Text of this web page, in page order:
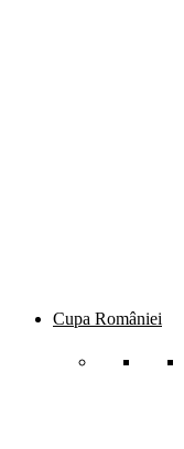
Cupa României